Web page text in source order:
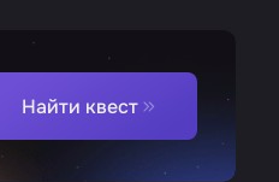
Найти квест